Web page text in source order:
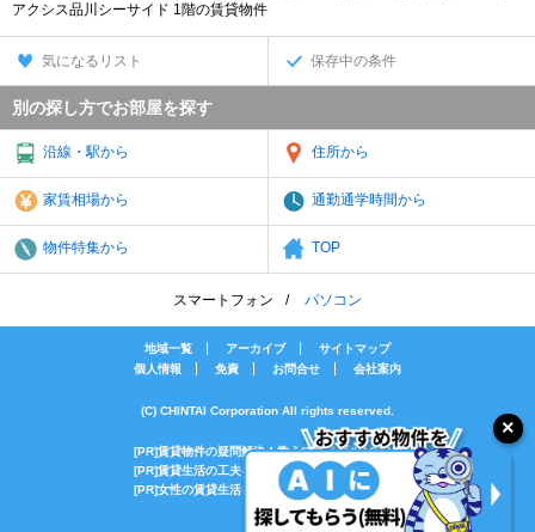
アクシス品川シーサイド 1階の賃貸物件
気になるリスト 保存中の条件
別の探し方でお部屋を探す
沿線・駅から 住所から
家賃相場から 通勤通学時間から
物件特集から TOP
スマートフォン パソコン
地域一覧 アーカイブ
サイトマップ
個人情報
免責 お問合せ 会社案内
(C) CHINTAI Corporation All rights reserved.
[PR]賃貸物件の疑問解決！教えてエイブルAGENT
[PR]賃貸生活の工夫を紹介！CHINTAI情報局
[PR]女性の賃貸生活を応援！Woman.CHINTAI